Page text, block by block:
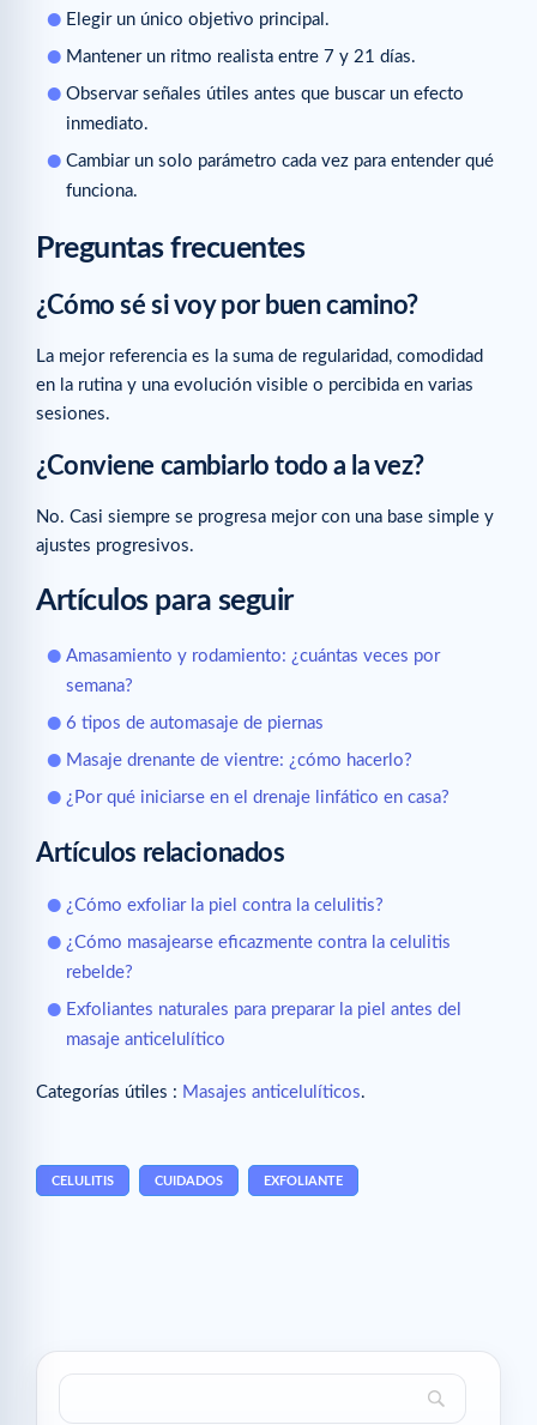
Elegir un único objetivo principal.
Mantener un ritmo realista entre 7 y 21 días.
Observar señales útiles antes que buscar un efecto
inmediato.
Cambiar un solo parámetro cada vez para entender qué
funciona.
Preguntas frecuentes
¿Cómo sé si voy por buen camino?
La mejor referencia es la suma de regularidad, comodidad
en la rutina y una evolución visible o percibida en varias
sesiones.
¿Conviene cambiarlo todo a la vez?
No. Casi siempre se progresa mejor con una base simple y
ajustes progresivos.
Artículos para seguir
Amasamiento y rodamiento: ¿cuántas veces por
semana?
6 tipos de automasaje de piernas
Masaje drenante de vientre: ¿cómo hacerlo?
¿Por qué iniciarse en el drenaje linfático en casa?
Artículos relacionados
¿Cómo exfoliar la piel contra la celulitis?
¿Cómo masajearse eficazmente contra la celulitis
rebelde?
Exfoliantes naturales para preparar la piel antes del
masaje anticelulítico
Categorías útiles : Masajes anticelulíticos.
CELULITIS CUIDADOS EXFOLIANTE